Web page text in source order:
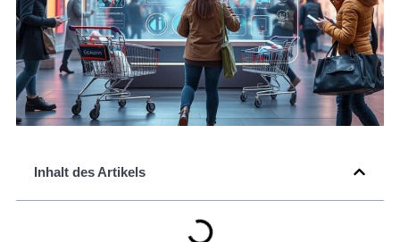
Inhalt des Artikels